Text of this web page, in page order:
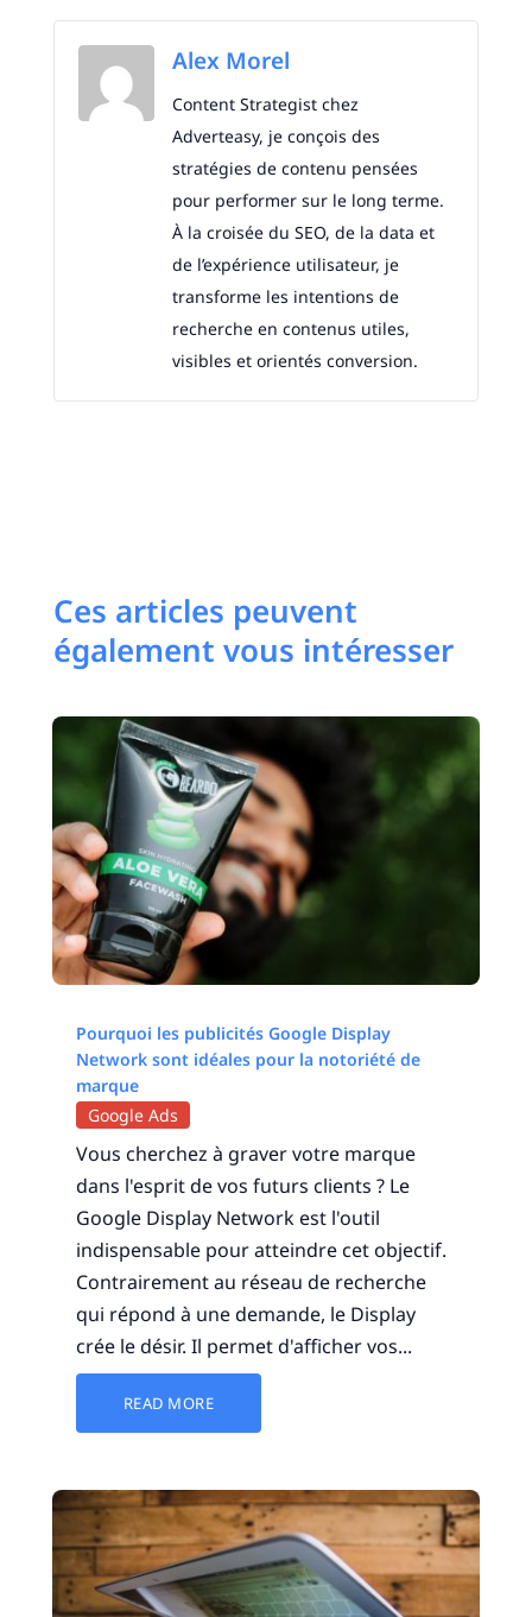
Alex Morel
Content Strategist chez
Adverteasy, je conçois des
stratégies de contenu pensées
pour performer sur le long terme.
À la croisée du SEO, de la data et
de l’expérience utilisateur, je
transforme les intentions de
recherche en contenus utiles,
visibles et orientés conversion.
Ces articles peuvent
également vous intéresser
Pourquoi les publicités Google Display
Network sont idéales pour la notoriété de
marque
Google Ads
Vous cherchez à graver votre marque
dans l'esprit de vos futurs clients ? Le
Google Display Network est l'outil
indispensable pour atteindre cet objectif.
Contrairement au réseau de recherche
qui répond à une demande, le Display
crée le désir. Il permet d'afficher vos...
READ MORE